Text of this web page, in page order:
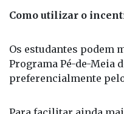
Os estudantes podem
Programa Pé-de-Meia